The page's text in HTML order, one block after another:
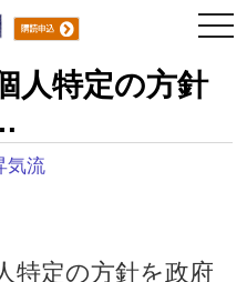
人特定の方針
気流
定の方針を政府